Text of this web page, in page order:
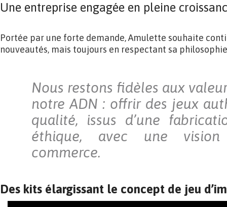
Une entreprise engagée en pleine
Portée par une forte demande, Amulette souhaite
nouveautés, mais toujours en respectant sa
Nous restons fidèles aux
notre ADN : offrir des jeux
qualité, issus d’une
éthique, avec une
commerce.
Des kits élargissant le concept de jeu